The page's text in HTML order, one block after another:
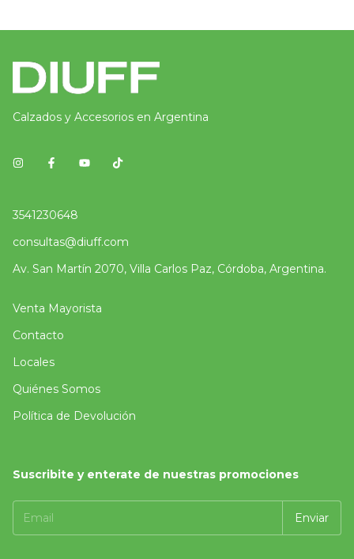
Calzados y Accesorios en Argentina
3541230648
consultas@diuff.com
Av. San Martín 2070, Villa Carlos Paz, Córdoba, Argentina.
Venta Mayorista
Contacto
Locales
Quiénes Somos
Política de Devolución
Suscribite y enterate de nuestras promociones